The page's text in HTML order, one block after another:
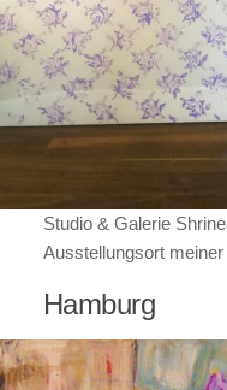
Studio & Galerie
Ausstellungsort
Hamburg